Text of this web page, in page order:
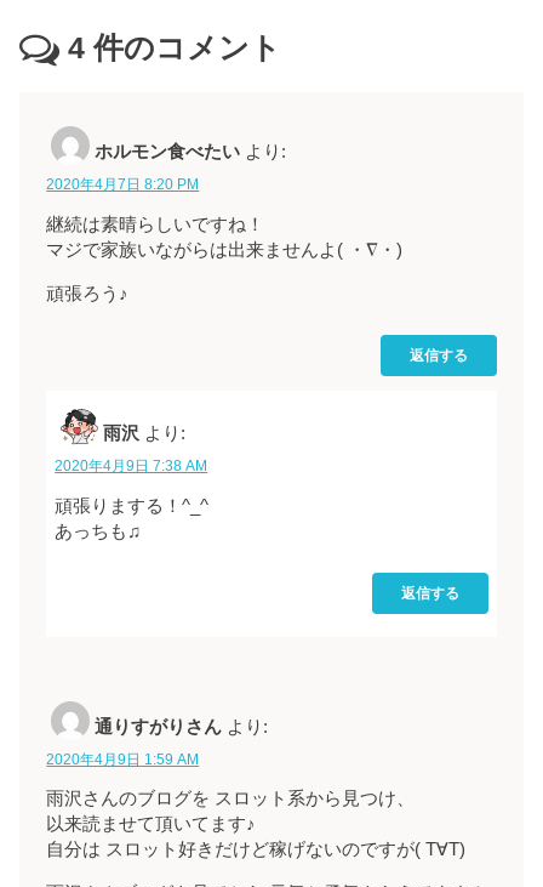
4 件のコメント
ホルモン食べたい より:
2020年4月7日 8:20 PM
継続は素晴らしいですね！
マジで家族いながらは出来ませんよ( ・∇・)
頑張ろう♪
返信する
雨沢 より:
2020年4月9日 7:38 AM
頑張りまする！^_^
あっちも♫
返信する
通りすがりさん より:
2020年4月9日 1:59 AM
雨沢さんのブログを スロット系から見つけ、
以来読ませて頂いてます♪
自分は スロット好きだけど稼げないのですが( T∀T)